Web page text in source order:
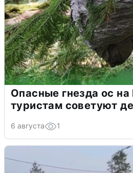
Опасные гнезда ос на
туристам советуют
6 августа 1